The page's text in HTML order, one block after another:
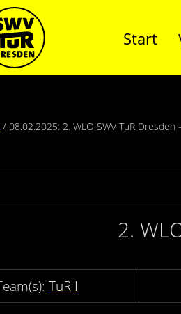
Start
08.02.2025: 2. WLO SWV TuR Dresden
2.
TuR I